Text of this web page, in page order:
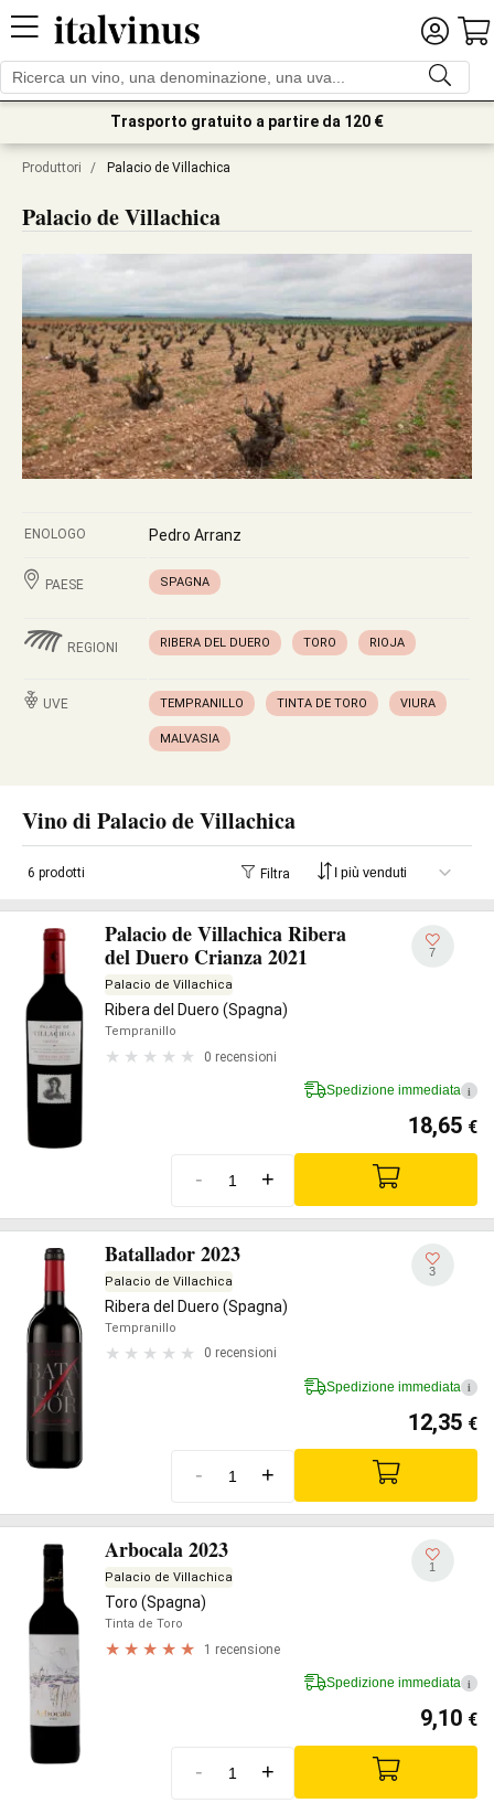
Trasporto gratuito a partire da 120 €
Produttori / Palacio de Villachica
Palacio de Villachica
ENOLOGO Pedro Arranz
PAESE SPAGNA
REGIONI RIBERA DEL DUERO TORO RIOJA
UVE TEMPRANILLO TINTA DE TORO VIURA
MALVASIA
Vino di Palacio de Villachica
6 prodotti Filtra
Palacio de Villachica Ribera
del Duero Crianza 2021
Palacio de Villachica
Ribera del Duero (Spagna)
Tempranillo
0 recensioni
7
Spedizione immediata i
18,65 €
- +
Batallador 2023
Palacio de Villachica
Ribera del Duero (Spagna)
Tempranillo
0 recensioni
3
Spedizione immediata i
12,35 €
- +
Arbocala 2023
Palacio de Villachica
Toro (Spagna)
Tinta de Toro
1 recensione
1
Spedizione immediata i
9,10 €
- +